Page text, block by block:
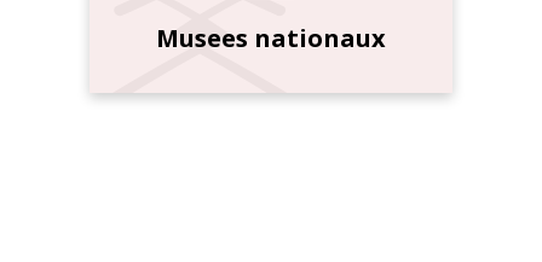
Musees nationaux